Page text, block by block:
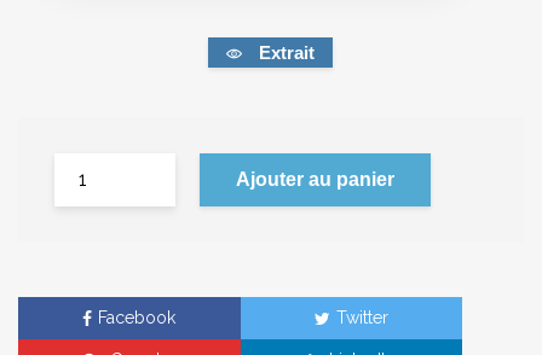
Extrait
Ajouter au panier
Facebook Twitter